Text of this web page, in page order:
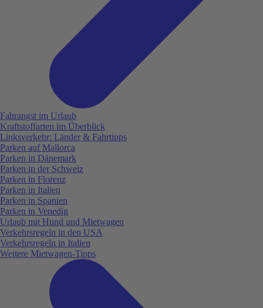
Fahrangst im Urlaub
Kraftstoffarten im Überblick
Linksverkehr: Länder & Fahrtipps
Parken auf Mallorca
Parken in Dänemark
Parken in der Schweiz
Parken in Florenz
Parken in Italien
Parken in Spanien
Parken in Venedig
Urlaub mit Hund und Mietwagen
Verkehrsregeln in den USA
Verkehrsregeln in Italien
Weitere Mietwagen-Tipps